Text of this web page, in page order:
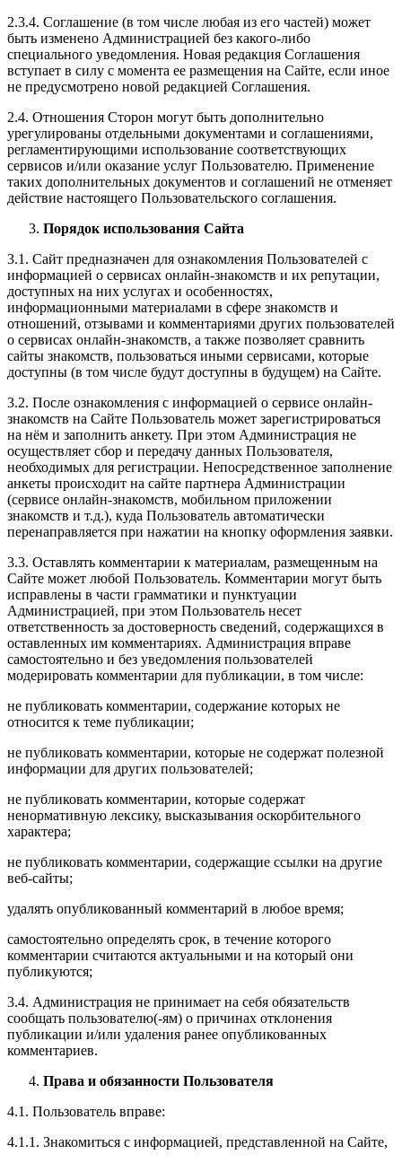
2.3.4. Соглашение (в том числе любая из его частей) может
быть изменено Администрацией без какого-либо
специального уведомления. Новая редакция Соглашения
вступает в силу с момента ее размещения на Сайте, если иное
не предусмотрено новой редакцией Соглашения.
2.4. Отношения Сторон могут быть дополнительно
урегулированы отдельными документами и соглашениями,
регламентирующими использование соответствующих
сервисов и/или оказание услуг Пользователю. Применение
таких дополнительных документов и соглашений не отменяет
действие настоящего Пользовательского соглашения.
Порядок использования Сайта
3.1. Сайт предназначен для ознакомления Пользователей с
информацией о сервисах онлайн-знакомств и их репутации,
доступных на них услугах и особенностях,
информационными материалами в сфере знакомств и
отношений, отзывами и комментариями других пользователей
о сервисах онлайн-знакомств, а также позволяет сравнить
сайты знакомств, пользоваться иными сервисами, которые
доступны (в том числе будут доступны в будущем) на Сайте.
3.2. После ознакомления с информацией о сервисе онлайн-
знакомств на Сайте Пользователь может зарегистрироваться
на нём и заполнить анкету. При этом Администрация не
осуществляет сбор и передачу данных Пользователя,
необходимых для регистрации. Непосредственное заполнение
анкеты происходит на сайте партнера Администрации
(сервисе онлайн-знакомств, мобильном приложении
знакомств и т.д.), куда Пользователь автоматически
перенаправляется при нажатии на кнопку оформления заявки.
3.3. Оставлять комментарии к материалам, размещенным на
Сайте может любой Пользователь. Комментарии могут быть
исправлены в части грамматики и пунктуации
Администрацией, при этом Пользователь несет
ответственность за достоверность сведений, содержащихся в
оставленных им комментариях. Администрация вправе
самостоятельно и без уведомления пользователей
модерировать комментарии для публикации, в том числе:
не публиковать комментарии, содержание которых не
относится к теме публикации;
не публиковать комментарии, которые не содержат полезной
информации для других пользователей;
не публиковать комментарии, которые содержат
ненормативную лексику, высказывания оскорбительного
характера;
не публиковать комментарии, содержащие ссылки на другие
веб-сайты;
удалять опубликованный комментарий в любое время;
самостоятельно определять срок, в течение которого
комментарии считаются актуальными и на который они
публикуются;
3.4. Администрация не принимает на себя обязательств
сообщать пользователю(-ям) о причинах отклонения
публикации и/или удаления ранее опубликованных
комментариев.
Права и обязанности Пользователя
4.1. Пользователь вправе:
4.1.1. Знакомиться с информацией, представленной на Сайте,